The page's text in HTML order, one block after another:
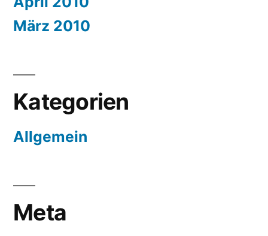
März 2010
Kategorien
Allgemein
Meta